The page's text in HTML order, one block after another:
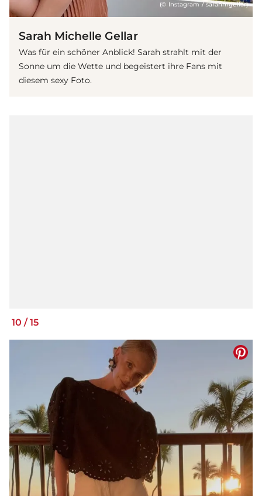
(© Instagram / sarahmgellar)
Sarah Michelle Gellar
Was für ein schöner Anblick! Sarah strahlt mit der
Sonne um die Wette und begeistert ihre Fans mit
diesem sexy Foto.
10 /15